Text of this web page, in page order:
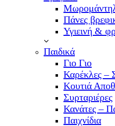
Πάνες
Υγιεινή &
Παιδικά
Γιο Γιο
Καρέκλες –
Κουτιά
Συρταριέρες
Κανάτες –
Παιχνίδια